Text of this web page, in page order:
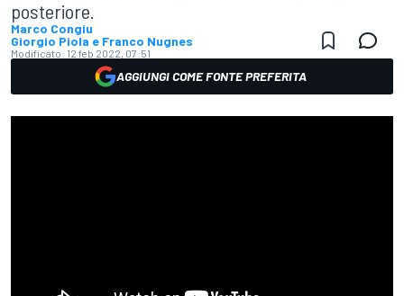
posteriore.
Marco Congiu
Giorgio Piola e Franco Nugnes
Modificato: 12 feb 2022, 07:51
AGGIUNGI COME FONTE PREFERITA